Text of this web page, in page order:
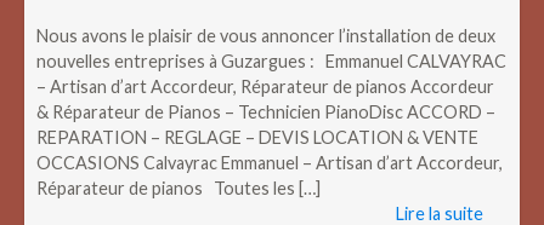
Nous avons le plaisir de vous annoncer l’installation de deux
nouvelles entreprises à Guzargues : Emmanuel CALVAYRAC
– Artisan d’art Accordeur, Réparateur de pianos Accordeur
& Réparateur de Pianos – Technicien PianoDisc ACCORD –
REPARATION – REGLAGE – DEVIS LOCATION & VENTE
OCCASIONS Calvayrac Emmanuel – Artisan d’art Accordeur,
Réparateur de pianos Toutes les […]
Lire la suite